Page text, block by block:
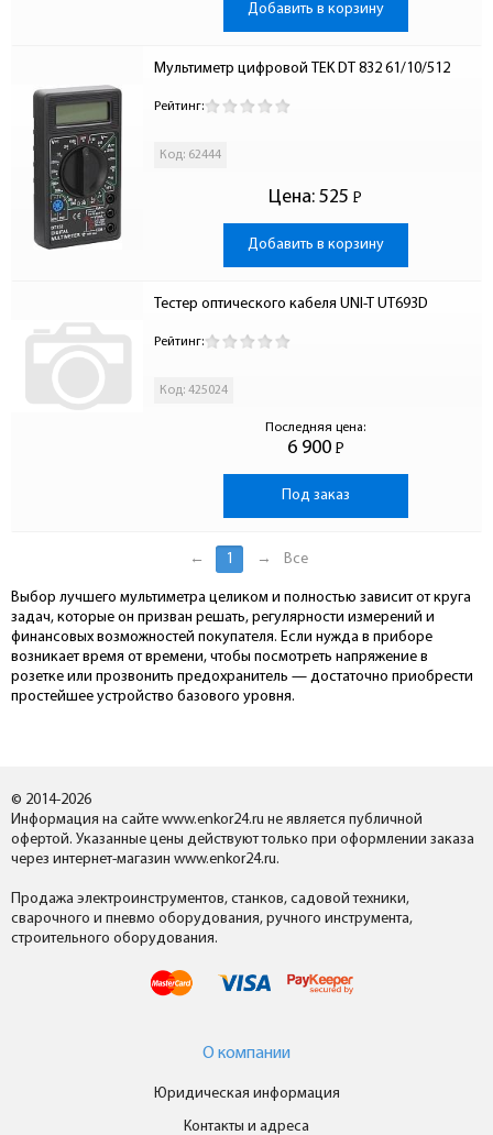
Добавить в корзину
Мультиметр цифровой TEK DT 832 61/10/512
Рейтинг:
Код: 62444
Цена: 525 Р
-
Добавить в корзину
Тестер оптического кабеля UNI-T UT693D
Рейтинг:
Код: 425024
Последняя цена:
6 900 Р
-
Под заказ
← 1 → Все
Выбор лучшего мультиметра целиком и полностью зависит от круга
задач, которые он призван решать, регулярности измерений и
финансовых возможностей покупателя. Если нужда в приборе
возникает время от времени, чтобы посмотреть напряжение в
розетке или прозвонить предохранитель — достаточно приобрести
простейшее устройство базового уровня.
© 2014-2026
Информация на сайте www.enkor24.ru не является публичной
офертой. Указанные цены действуют только при оформлении заказа
через интернет-магазин www.enkor24.ru.
Продажа электроинструментов, станков, садовой техники,
сварочного и пневмо оборудования, ручного инструмента,
строительного оборудования.
О компании
Юридическая информация
Контакты и адреса